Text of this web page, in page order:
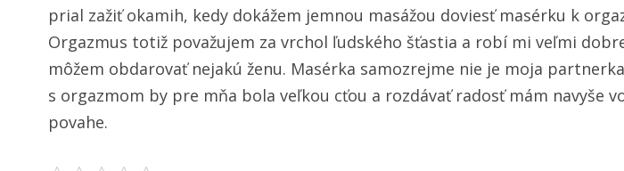
prial zažiť okamih, kedy dokážem jemnou masážou doviesť masérku k
Orgazmus totiž považujem za vrchol ľudského šťastia a robí mi veľmi
môžem obdarovať nejakú ženu. Masérka samozrejme nie je moja
s orgazmom by pre mňa bola veľkou cťou a rozdávať radosť mám navyše
povahe.